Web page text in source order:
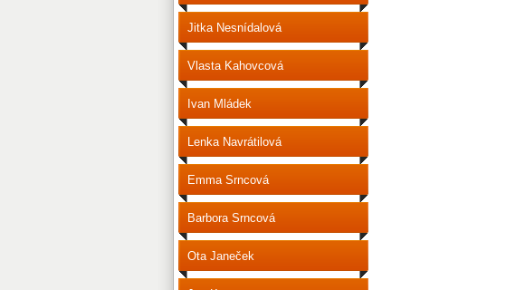
Jitka Nesnídalová
Vlasta Kahovcová
Ivan Mládek
Lenka Navrátilová
Emma Srncová
Barbora Srncová
Ota Janeček